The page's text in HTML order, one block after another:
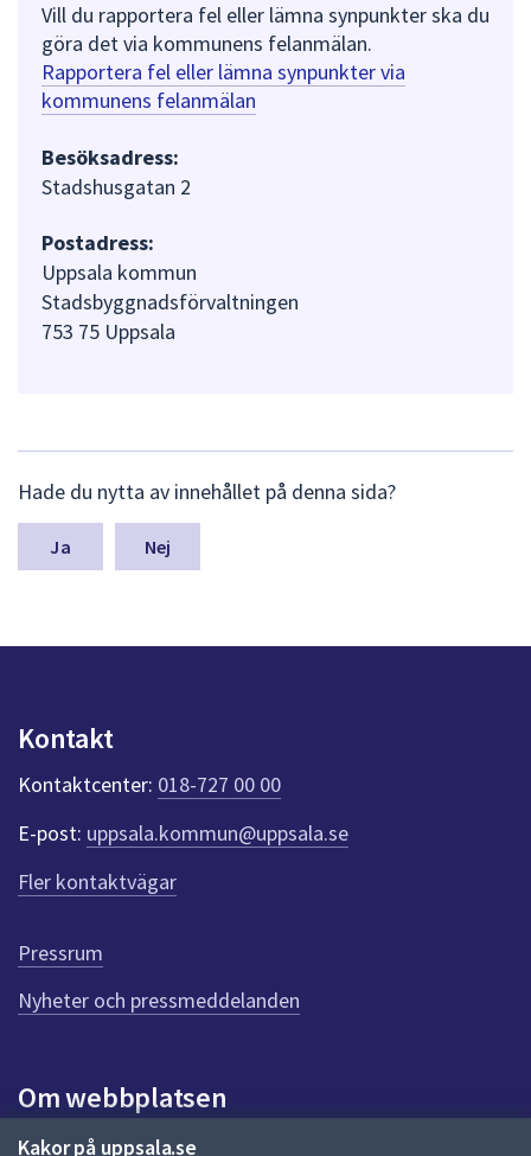
Kakor på uppsala.se
Vill du rapportera fel eller lämna synpunkter ska du
göra det via kommunens felanmälan.
Rapportera fel eller lämna synpunkter via
kommunens felanmälan
Besöksadress:
Stadshusgatan 2
Postadress:
Uppsala kommun
Stadsbyggnadsförvaltningen
753 75 Uppsala
ä
m
a
n
k
e
r
f
ö
r
e
n
n
a
d
a
Hade du nytta av innehållet på denna sida?
Nej
Kontakt
Kontaktcenter: 018-727 00 00
E-post: uppsala.kommun@uppsala.se
Fler kontaktvägar
Pressrum
Nyheter och pressmeddelanden
Om webbplatsen
Om webbplatsen